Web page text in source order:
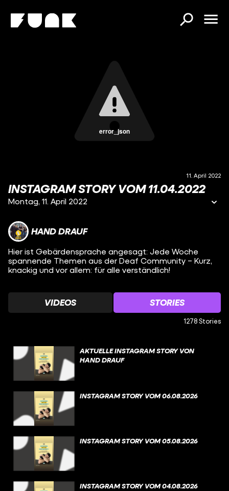
error_json
11. April 2022
INSTAGRAM STORY VOM 11.04.2022
Montag, 11. April 2022
HAND DRAUF
Hier ist Gebärdensprache angesagt: Jede Woche
spannende Themen aus der Deaf Community – Kurz,
knackig und vor allem: für alle verständlich!
VIDEOS STORIES
1278 Stories
AKTUELLE INSTAGRAM STORY VON
HAND DRAUF
INSTAGRAM STORY VOM 06.08.2026
INSTAGRAM STORY VOM 05.08.2026
INSTAGRAM STORY VOM 04.08.2026